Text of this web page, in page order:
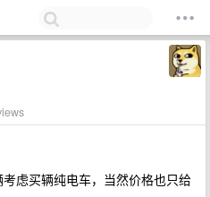
虑买辆纯电车，当然价格也只给